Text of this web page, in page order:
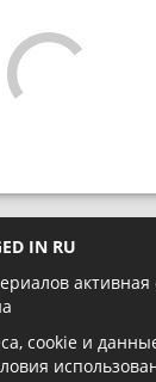
IN RU
активная
cookie и